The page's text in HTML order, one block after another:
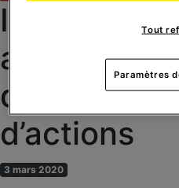
au nombre
droits de
d’actions
3 mars 2020
Tout
Paramètres